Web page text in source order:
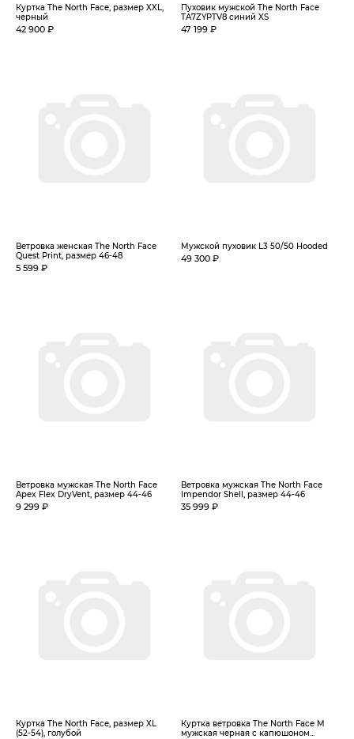
Куртка The North Face, размер XXL,
черный
42 900 ₽
Пуховик мужской The North Face
TA7ZYPTV8 синий XS
47 199 ₽
Ветровка женская The North Face
Quest Print, размер 46-48
5 599 ₽
Мужской пуховик L3 50/50 Hooded
49 300 ₽
Ветровка мужская The North Face
Apex Flex DryVent, размер 44-46
9 299 ₽
Ветровка мужская The North Face
Impendor Shell, размер 44-46
35 999 ₽
Куртка The North Face, размер XL
(52-54), голубой
Куртка ветровка The North Face M
мужская черная с капюшоном...